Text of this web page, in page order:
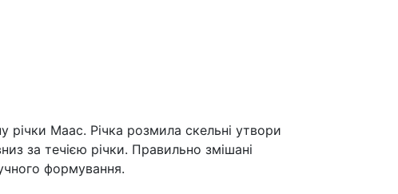
Маас. Річка розмила скельні утвори
за течією річки. Правильно змішані
формування.